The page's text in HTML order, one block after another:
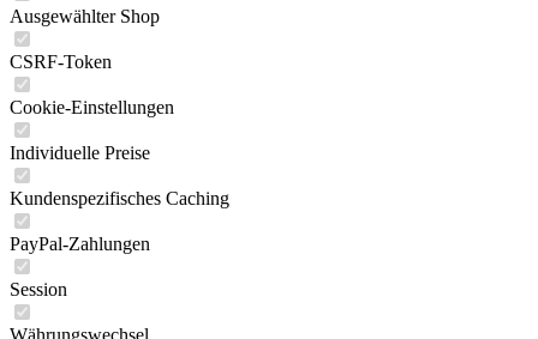
Ausgewählter Shop
CSRF-Token
Cookie-Einstellungen
Individuelle Preise
Kundenspezifisches Caching
PayPal-Zahlungen
Session
Währungswechsel